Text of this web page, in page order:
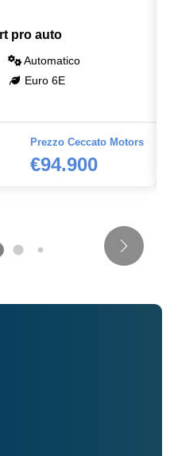
pro auto
Automatico
Euro 6E
Prezzo Ceccato Motors
€94.900